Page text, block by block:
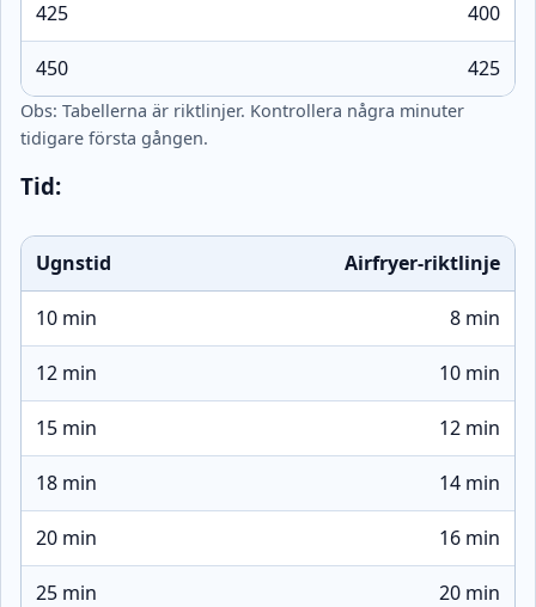
425 400
450 425
Obs: Tabellerna är riktlinjer. Kontrollera några minuter
tidigare första gången.
Tid:
Ugnstid Airfryer-riktlinje
10 min 8 min
12 min 10 min
15 min 12 min
18 min 14 min
20 min 16 min
25 min 20 min